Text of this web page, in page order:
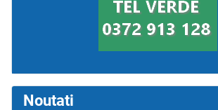
Noutati